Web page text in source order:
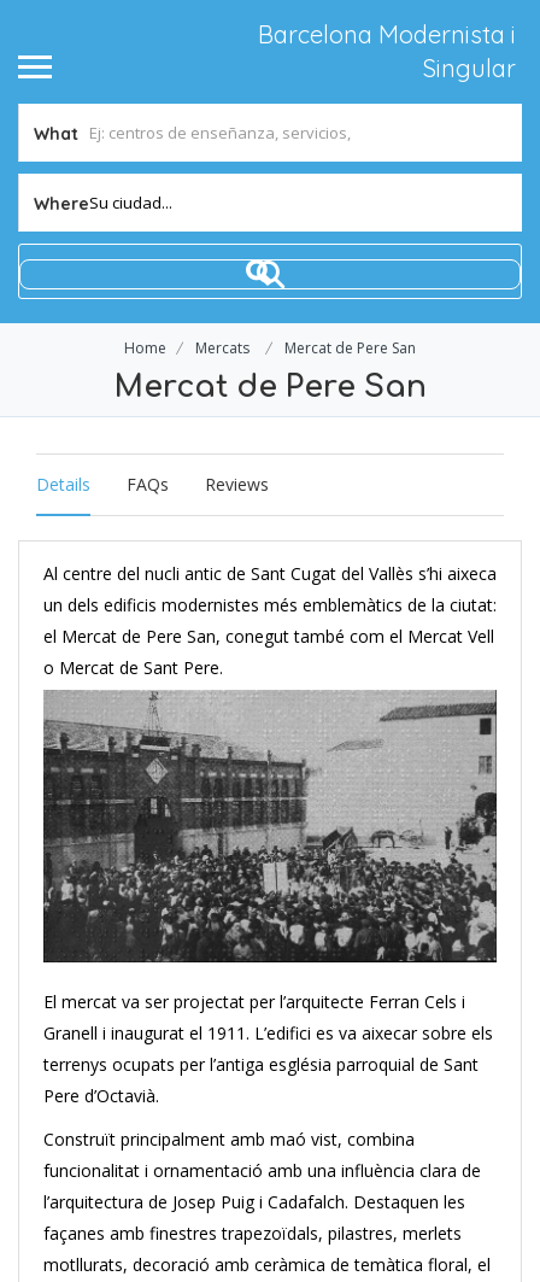
Barcelona Modernista i
Singular
What
WhereSu ciudad...
Home Mercats Mercat de Pere San
Mercat de Pere San
Details FAQs Reviews
Al centre del nucli antic de Sant Cugat del Vallès s’hi aixeca
un dels edificis modernistes més emblemàtics de la ciutat:
el Mercat de Pere San, conegut també com el Mercat Vell
o Mercat de Sant Pere.
El mercat va ser projectat per l’arquitecte Ferran Cels i
Granell i inaugurat el 1911. L’edifici es va aixecar sobre els
terrenys ocupats per l’antiga església parroquial de Sant
Pere d’Octavià.
Construït principalment amb maó vist, combina
funcionalitat i ornamentació amb una influència clara de
l’arquitectura de Josep Puig i Cadafalch. Destaquen les
façanes amb finestres trapezoïdals, pilastres, merlets
motllurats, decoració amb ceràmica de temàtica floral, el